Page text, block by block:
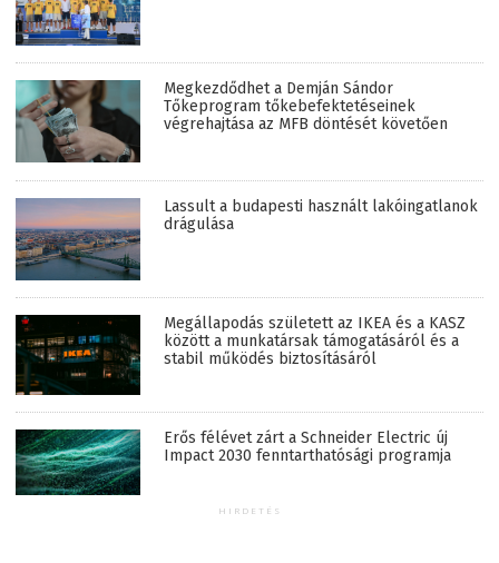
Megkezdődhet a Demján Sándor
Tőkeprogram tőkebefektetéseinek
végrehajtása az MFB döntését követően
Lassult a budapesti használt lakóingatlanok
drágulása
Megállapodás született az IKEA és a KASZ
között a munkatársak támogatásáról és a
stabil működés biztosításáról
Erős félévet zárt a Schneider Electric új
Impact 2030 fenntarthatósági programja
HIRDETÉS